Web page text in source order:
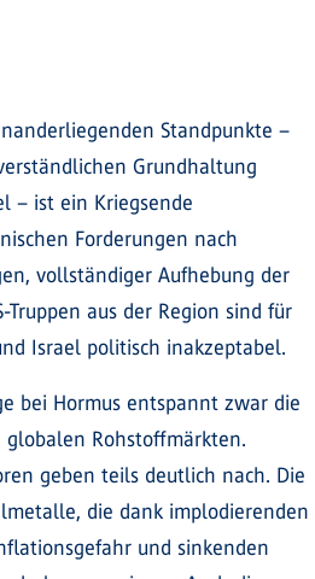
Standpunkte –
Grundhaltung
– ist ein Kriegsende
Forderungen nach
vollständiger Aufhebung der
Truppen aus der Region sind für
Israel politisch inakzeptabel.
bei Hormus entspannt zwar die
Rohstoffmärkten.
geben teils deutlich nach. Die
die dank implodierenden
und sinkenden